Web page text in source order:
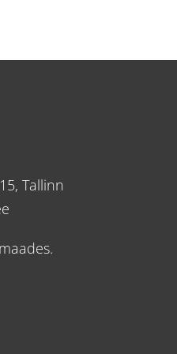
Tallinn